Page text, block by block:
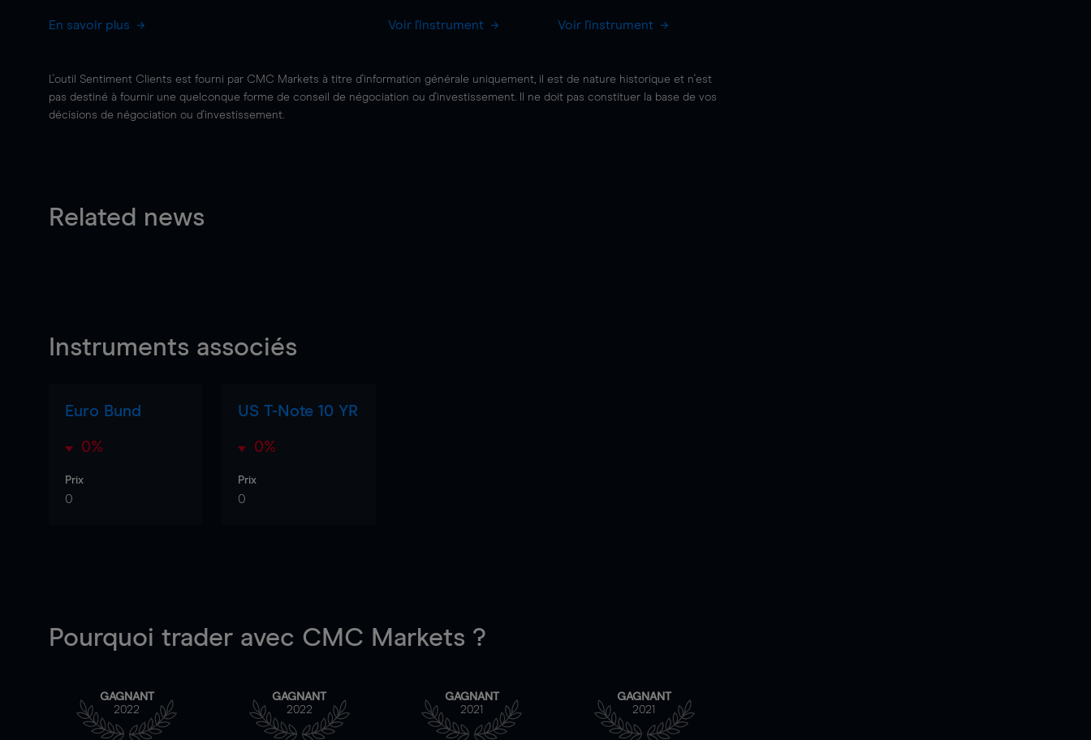
En savoir plus Voir l'instrument Voir l'instrument
L'outil Sentiment Clients est fourni par CMC Markets à titre d'information générale uniquement, il est de nature historique et n'est
pas destiné à fournir une quelconque forme de conseil de négociation ou d'investissement. Il ne doit pas constituer la base de vos
décisions de négociation ou d'investissement.
Related news
Instruments associés
Euro Bund
0%
Prix
0
US T-Note 10 YR
0%
Prix
0
Pourquoi trader avec CMC Markets ?
GAGNANT
2022
GAGNANT
2022
GAGNANT
2021
GAGNANT
2021